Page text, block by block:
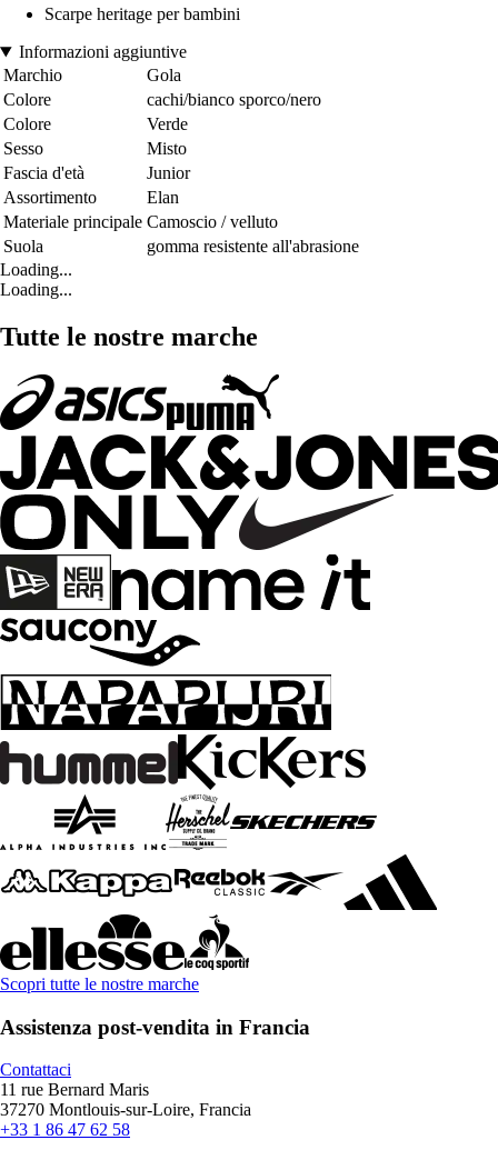
Scarpe heritage per bambini
Informazioni aggiuntive
Marchio
Gola
Colore
cachi/bianco sporco/nero
Colore
Verde
Sesso
Misto
Fascia d'età
Junior
Assortimento
Elan
Materiale principale Camoscio / velluto
Suola
gomma resistente all'abrasione
Loading...
Loading...
Tutte le nostre marche
Scopri tutte le nostre marche
Assistenza post-vendita in Francia
Contattaci
11 rue Bernard Maris
37270 Montlouis-sur-Loire, Francia
+33 1 86 47 62 58